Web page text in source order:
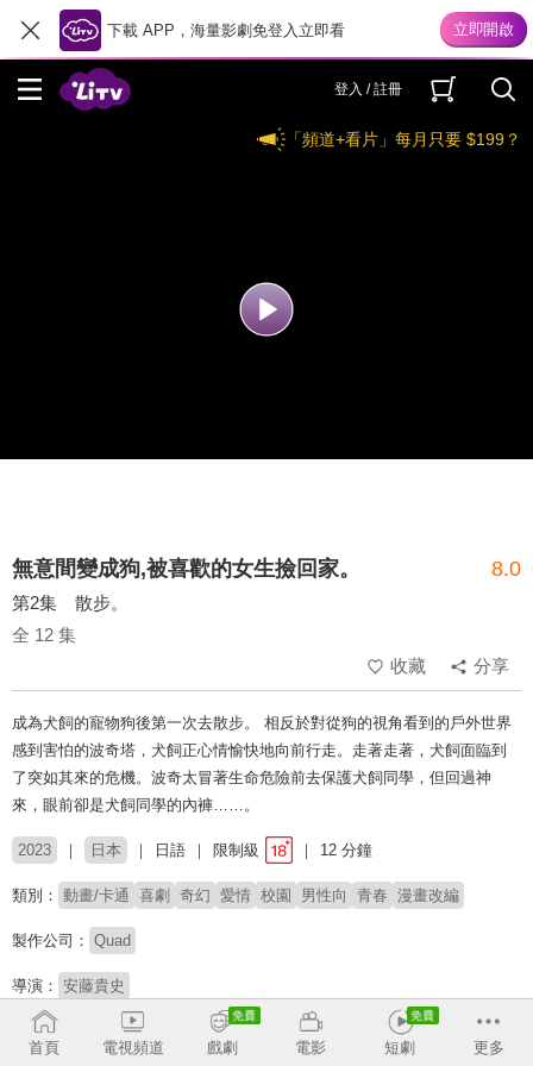
下載 APP，海量影劇免登入立即看
登入 / 註冊
「頻道+看片」每月只要 $199？
無意間變成狗,被喜歡的女生撿回家。 8.0
第2集 散步。
全 12 集
收藏
分享
成為犬飼的寵物狗後第一次去散步。 相反於對從狗的視角看到的戶外世界
感到害怕的波奇塔，犬飼正心情愉快地向前行走。走著走著，犬飼面臨到
了突如其來的危機。波奇太冒著生命危險前去保護犬飼同學，但回過神
來，眼前卻是犬飼同學的內褲……。
2023 日本 日語 限制級 12 分鐘
類別： 動畫/卡通 喜劇 奇幻 愛情 校園 男性向 青春 漫畫改編
製作公司： Quad
導演： 安藤貴史
配音： 梅田修一朗 會澤紗彌 相良茉優 小坂井祐莉繪
井口裕香
首頁
電視頻道 戲劇 電影 短劇 更多